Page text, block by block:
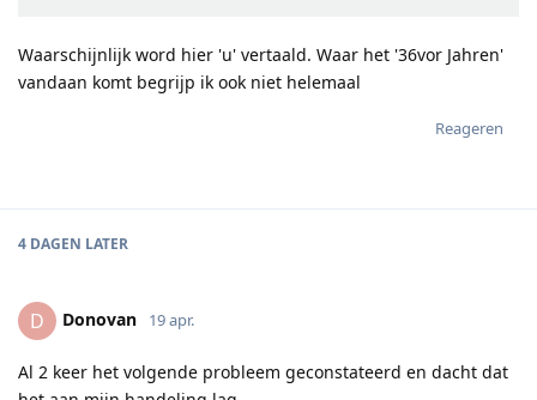
Waarschijnlijk word hier 'u' vertaald. Waar het '36vor Jahren'
vandaan komt begrijp ik ook niet helemaal
Reageren
4 DAGEN LATER
D Donovan 19 apr.
Al 2 keer het volgende probleem geconstateerd en dacht dat